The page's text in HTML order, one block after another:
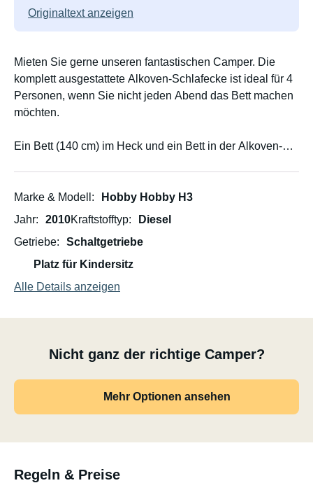
Originaltext anzeigen
Mieten Sie gerne unseren fantastischen Camper. Die
komplett ausgestattete Alkoven-Schlafecke ist ideal für 4
Personen, wenn Sie nicht jeden Abend das Bett machen
möchten.
Ein Bett (140 cm) im Heck und ein Bett in der Alkoven-
Fahrradträger für 4 Fahrräder.
Marke & Modell
Hobby Hobby H3
Jahr
2010Kraftstofftyp
Diesel
Getriebe
Schaltgetriebe
Platz für Kindersitz
Alle Details anzeigen
Nicht ganz der richtige Camper?
Mehr Optionen ansehen
Regeln & Preise